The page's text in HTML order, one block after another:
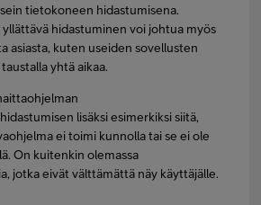
tietokoneen hidastumisena.
hidastuminen voi johtua myös
asiasta, kuten useiden sovellusten
yhtä aikaa.
lisäksi esimerkiksi siitä,
ei toimi kunnolla tai se ei ole
On kuitenkin olemassa
jotka eivät välttämättä näy käyttäjälle.